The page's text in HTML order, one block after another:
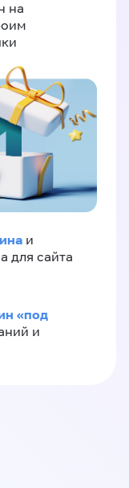
на
и
для сайта
«‎под
и